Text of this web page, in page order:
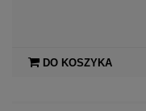
DO KOSZYKA